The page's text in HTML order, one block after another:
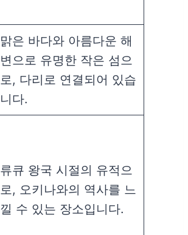
맑은 바다와 아름다운 해
변으로 유명한 작은 섬으
로, 다리로 연결되어 있습
니다.
류큐 왕국 시절의 유적으
로, 오키나와의 역사를 느
낄 수 있는 장소입니다.